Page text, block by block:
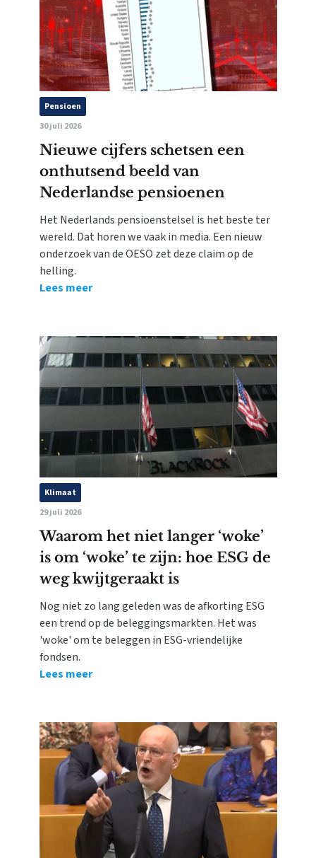
Pensioen
30 juli 2026
Nieuwe cijfers schetsen een
onthutsend beeld van
Nederlandse pensioenen
Het Nederlands pensioenstelsel is het beste ter
wereld. Dat horen we vaak in media. Een nieuw
onderzoek van de OESO zet deze claim op de
helling.
Lees meer
Klimaat
29 juli 2026
Waarom het niet langer ‘woke’
is om ‘woke’ te zijn: hoe ESG de
weg kwijtgeraakt is
Nog niet zo lang geleden was de afkorting ESG
een trend op de beleggingsmarkten. Het was
'woke' om te beleggen in ESG-vriendelijke
fondsen.
Lees meer